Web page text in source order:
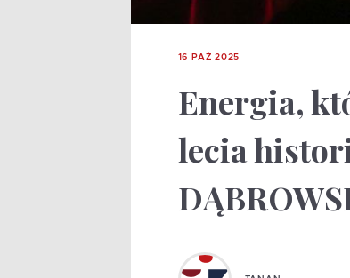
16 PAŹ 2025
Energia,
lecia